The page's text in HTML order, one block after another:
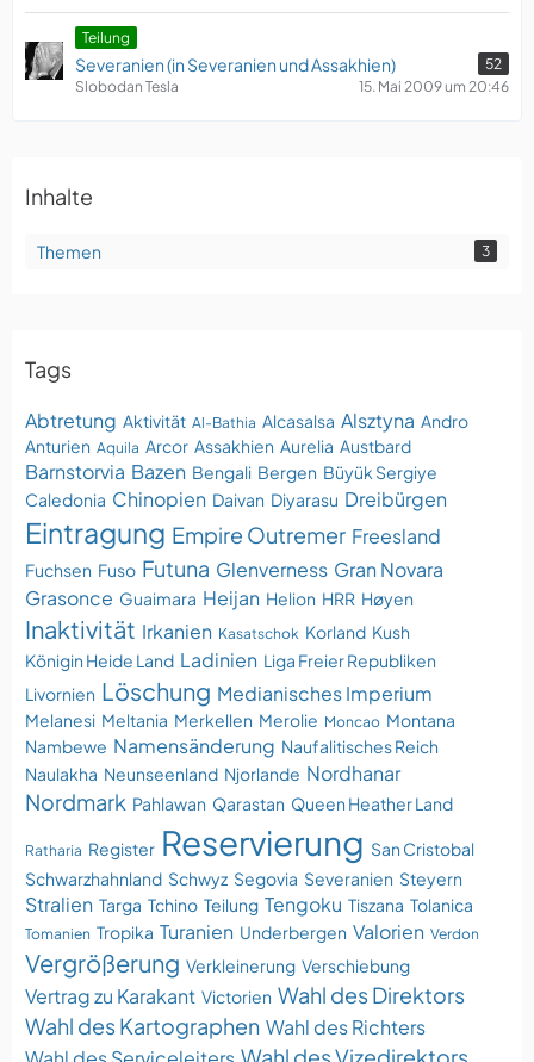
Teilung
Severanien (in Severanien und Assakhien)
52
Slobodan Tesla
15. Mai 2009 um 20:46
Inhalte
Themen 3
Tags
Abtretung Aktivität Al-Bathia Alcasalsa Alsztyna Andro
Anturien Aquila Arcor Assakhien Aurelia Austbard
Barnstorvia Bazen Bengali Bergen Büyük Sergiye
Caledonia Chinopien Daivan Diyarasu Dreibürgen
Eintragung Empire Outremer Freesland
Fuchsen Fuso Futuna Glenverness Gran Novara
Grasonce Guaimara Heijan Helion HRR Høyen
Inaktivität Irkanien Kasatschok Korland Kush
Königin Heide Land Ladinien Liga Freier Republiken
Livornien Löschung Medianisches Imperium
Melanesi Meltania Merkellen Merolie Moncao Montana
Nambewe Namensänderung Naufalitisches Reich
Naulakha Neunseenland Njorlande Nordhanar
Nordmark Pahlawan Qarastan Queen Heather Land
Ratharia Register Reservierung San Cristobal
Schwarzhahnland Schwyz Segovia Severanien Steyern
Stralien Targa Tchino Teilung Tengoku Tiszana Tolanica
Tomanien Tropika Turanien Underbergen Valorien Verdon
Vergrößerung Verkleinerung Verschiebung
Vertrag zu Karakant Victorien Wahl des Direktors
Wahl des Kartographen Wahl des Richters